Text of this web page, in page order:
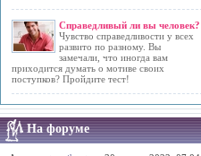
Справедливый ли вы человек?
Чувство справедливости у всех
развито по разному. Вы
замечали, что иногда вам
приходится думать о мотиве своих
поступков? Пройдите тест!
На форуме